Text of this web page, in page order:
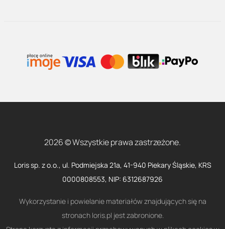
2026 © Wszystkie prawa zastrzeżone.
Loris sp. z o.o., ul. Podmiejska 21a, 41-940 Piekary Śląskie, KRS
0000808553, NIP: 6312687926
Wykorzystanie i powielanie materiałów znajdujących się na
stronach loris.pl jest zabronione.